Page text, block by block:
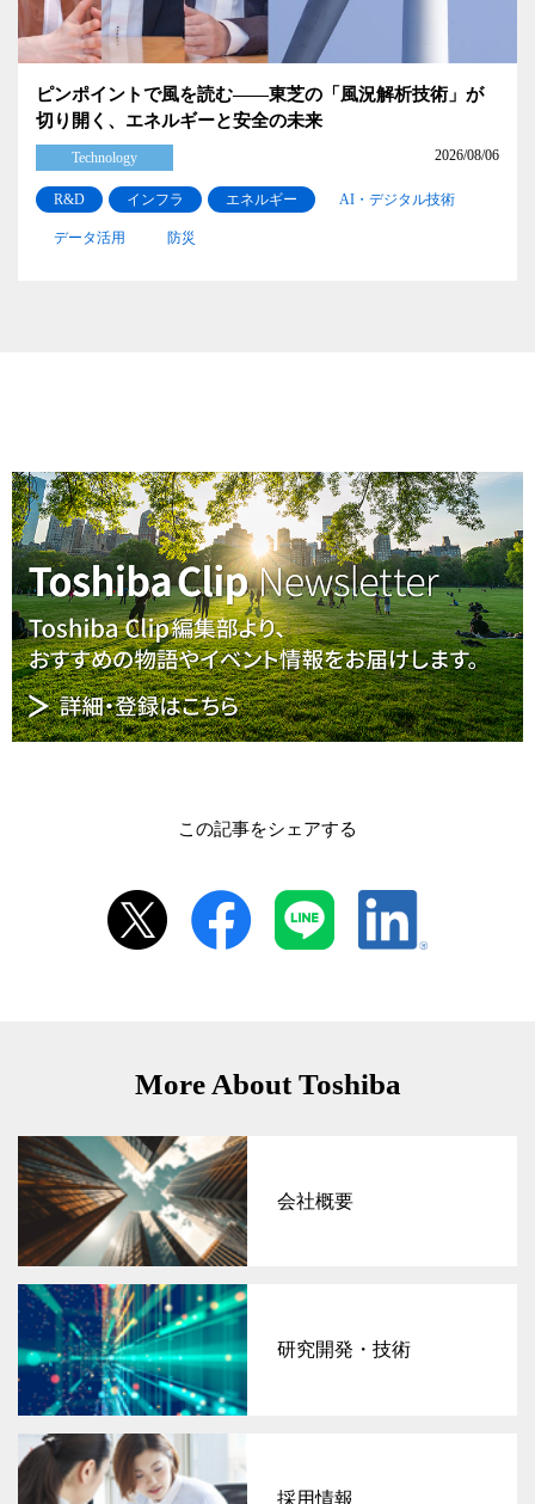
ピンポイントで風を読む――東芝の「風況解析技術」が
切り開く、エネルギーと安全の未来
2026/08/06
Technology
R&D インフラ エネルギー AI・デジタル技術
データ活用 防災
この記事をシェアする
More About Toshiba
会社概要
研究開発・技術
採用情報